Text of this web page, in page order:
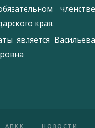
членстве
края.
является Ваcильева
АПКК НОВОСТИ